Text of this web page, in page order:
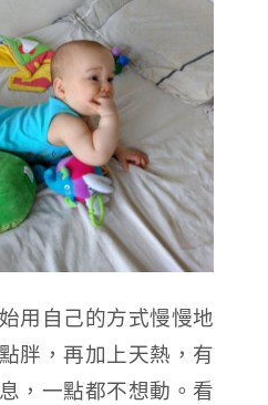
用自己的方式慢慢地
胖，再加上天熱，有
，一點都不想動。看